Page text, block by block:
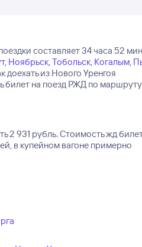
составляет 34 часа 52
, Ноябрьск,Тобольск, Когалым,
доехать из Нового Уренгоя
билет на поезд РЖД по
2 931 рубль.Стоимость жд
в купейном вагоне примерно